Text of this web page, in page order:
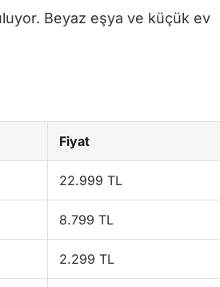
Beyaz eşya ve küçük ev
Fiyat
22.999 TL
8.799 TL
2.299 TL